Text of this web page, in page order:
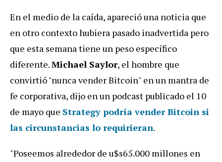
En el medio de la caída, apareció una noticia que
en otro contexto hubiera pasado inadvertida pero
que esta semana tiene un peso específico
diferente.Michael Saylor, el hombre que
convirtió "nunca vender Bitcoin" en un mantra de
fe corporativa, dijo en un podcast publicado el 10
de mayo que Strategy podría vender Bitcoin si
las circunstancias lo requirieran.
"Poseemos alrededor de u$s65.000 millones en